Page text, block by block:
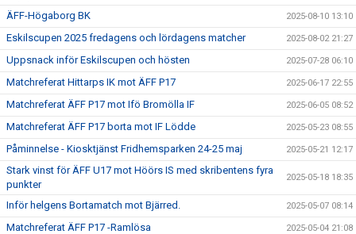
ÄFF-Högaborg BK 2025-08-10 13:10
Eskilscupen 2025 fredagens och lördagens matcher 2025-08-02 21:27
Uppsnack inför Eskilscupen och hösten 2025-07-28 06:10
Matchreferat Hittarps IK mot ÄFF P17 2025-06-17 22:55
Matchreferat ÄFF P17 mot Ifö Bromölla IF 2025-06-05 08:52
Matchreferat ÄFF P17 borta mot IF Lödde 2025-05-23 08:55
Påminnelse - Kiosktjänst Fridhemsparken 24-25 maj 2025-05-21 12:17
Stark vinst för ÄFF U17 mot Höörs IS med skribentens fyra
punkter
2025-05-18 18:35
Inför helgens Bortamatch mot Bjärred. 2025-05-07 08:14
Matchreferat ÄFF P17 -Ramlösa 2025-05-04 21:08